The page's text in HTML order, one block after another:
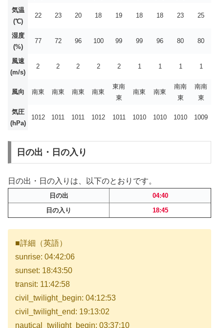
気温
(℃)
22 23 20 18 19 18 18 23 25
湿度
(%)
77 72 96 100 99 99 96 80 80
風速
(m/s)
2 2 2 2 2 1 1 1 1
風向 南東 南東 南東 南東
東南
東
南東 南東
南南
東
南南
東
気圧
(hPa)
1012 1011 1011 1012 1011 1010 1010 1010 1009
日の出・日の入り
日の出・日の入りは、以下のとおりです。
日の出
04:40
日の入り
18:45
■詳細（英語）
sunrise: 04:42:06
sunset: 18:43:50
transit: 11:42:58
civil_twilight_begin: 04:12:53
civil_twilight_end: 19:13:02
nautical_twilight_begin: 03:37:10